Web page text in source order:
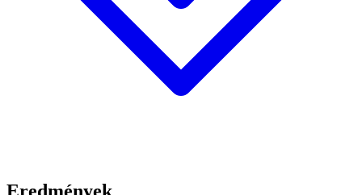
Eredmények